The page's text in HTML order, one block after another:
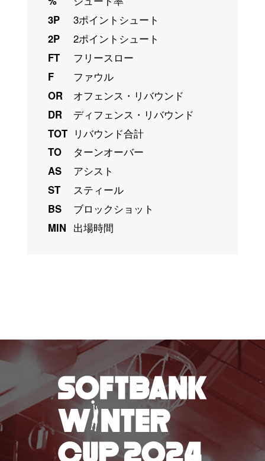
3P
3ポイントシュート
2P
2ポイントシュート
FT
フリースロー
F
ファウル
OR
オフェンス・リバウンド
DR
ディフェンス・リバウンド
TOT リバウンド合計
TO
ターンオーバー
AS
アシスト
ST
スティール
BS
ブロックショット
MIN 出場時間